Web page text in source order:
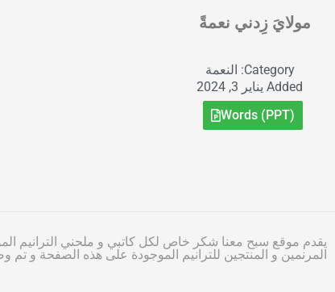
مولايَ زِدني نعمةً
Category: النعمة
Added يناير 3, 2024
Words (PPT)
يقدم موقع سبح معنا شكر خاص لكل كاتبي و ملحني الترانيم
المرنمين و المنتجين للترانيم الموجودة على هذه الصفحة و